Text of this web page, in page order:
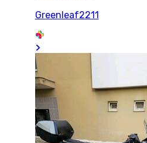
Greenleaf2211